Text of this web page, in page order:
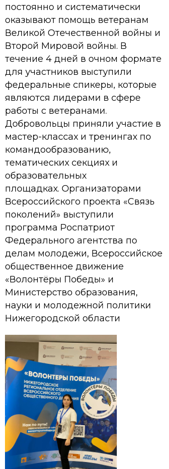
постоянно и систематически
оказывают помощь ветеранам
Великой Отечественной войны и
Второй Мировой войны. В
течение 4 дней в очном формате
для участников выступили
федеральные спикеры, которые
являются лидерами в сфере
работы с ветеранами.
Добровольцы приняли участие в
мастер-классах и тренингах по
командообразованию,
тематических секциях и
образовательных
площадках. Организаторами
Всероссийского проекта «Связь
поколений» выступили
программа Роспатриот
Федерального агентства по
делам молодежи, Всероссийское
общественное движение
«Волонтёры Победы» и
Министерство образования,
науки и молодежной политики
Нижегородской области